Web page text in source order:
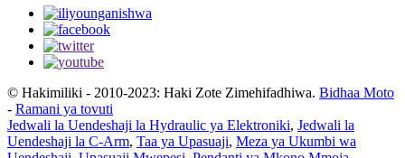
© Hakimiliki - 2010-2023: Haki Zote Zimehifadhiwa. Bidhaa Moto
- Ramani ya tovuti
Jedwali la Uendeshaji la Hydraulic ya Elektroniki, Jedwali la
Uendeshaji la C-Arm, Taa ya Upasuaji, Meza ya Ukumbi wa